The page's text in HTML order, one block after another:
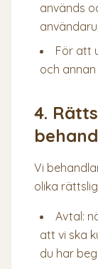
används
För att
och
4.
Vi
olika
Avtal:
att vi ska
du har